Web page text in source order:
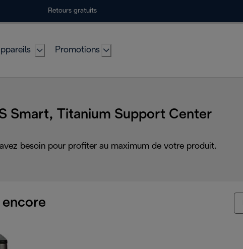
Retours gratuits
Promotions
Smart, Titanium Support Center
avez besoin pour profiter au maximum de votre produit.
encore